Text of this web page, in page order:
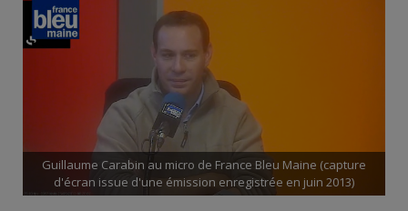
Guillaume Carabin au micro de France Bleu Maine (capture
d'écran issue d'une émission enregistrée en juin 2013)